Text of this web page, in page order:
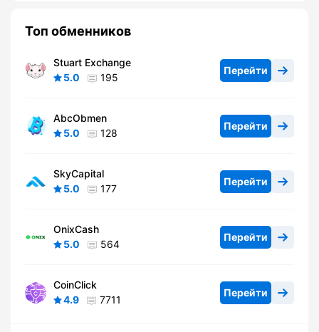
Топ обменников
Stuart Exchange
5.0
195
Перейти
AbcObmen
5.0
128
Перейти
SkyCapital
5.0
177
Перейти
OnixCash
5.0
564
Перейти
CoinClick
4.9
7711
Перейти